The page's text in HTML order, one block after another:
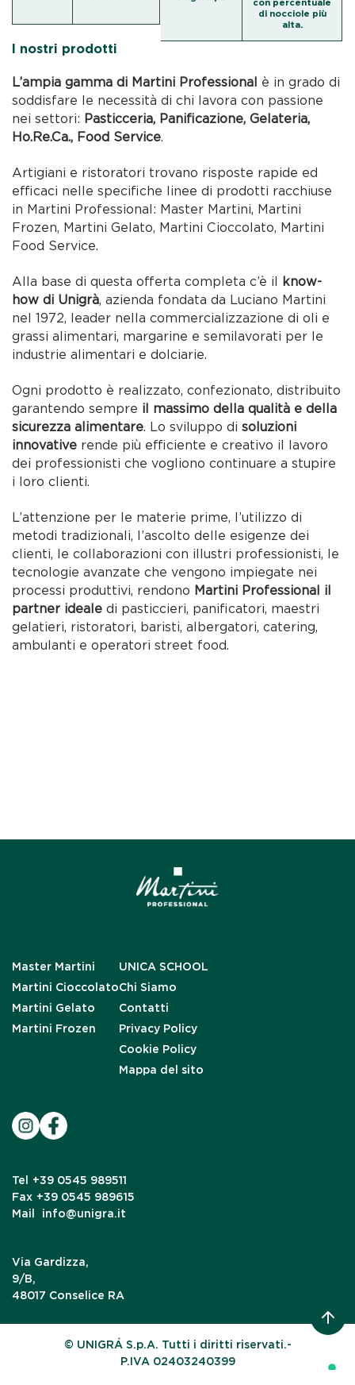
con percentuale
di nocciole più
alta.
I nostri prodotti
L’ampia gamma di Martini Professional è in grado di
soddisfare le necessità di chi lavora con passione
nei settori: Pasticceria, Panificazione, Gelateria,
Ho.Re.Ca., Food Service.
Artigiani e ristoratori trovano risposte rapide ed
efficaci nelle specifiche linee di prodotti racchiuse
in Martini Professional: Master Martini, Martini
Frozen, Martini Gelato, Martini Cioccolato, Martini
Food Service.
Alla base di questa offerta completa c’è il know-
how di Unigrà, azienda fondata da Luciano Martini
nel 1972, leader nella commercializzazione di oli e
grassi alimentari, margarine e semilavorati per le
industrie alimentari e dolciarie.
Ogni prodotto è realizzato, confezionato, distribuito
garantendo sempre il massimo della qualità e della
sicurezza alimentare. Lo sviluppo disoluzioni
innovative rende più efficiente e creativo il lavoro
dei professionisti che vogliono continuare a stupire
i loro clienti.
L’attenzione per le materie prime, l’utilizzo di
metodi tradizionali, l’ascolto delle esigenze dei
clienti, le collaborazioni con illustri professionisti, le
tecnologie avanzate che vengono impiegate nei
processi produttivi, rendono Martini Professional il
partner ideale di pasticcieri, panificatori, maestri
gelatieri, ristoratori, baristi, albergatori, catering,
ambulanti e operatori street food.
Master Martini
Martini Cioccolato
Martini Gelato
Martini Frozen
UNICA SCHOOL
Chi Siamo
Contatti
Privacy Policy
Cookie Policy
Mappa del sito
Tel
+39 0545 989511
Fax +39 0545 989615
Mail
info@unigra.it
Via Gardizza,
9/B,
48017 Conselice RA
© UNIGRÁ S.p.A. Tutti i diritti riservati.-
P.IVA 02403240399